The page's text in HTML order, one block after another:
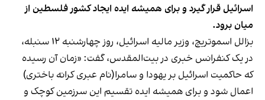
اسرائیل قرار گیرد و برای همیشه ایده ایجاد کشور فلسطین از
میان برود.
بزالل اسموتریچ، وزیر مالیه اسرائیل، روز چهارشنبه ۱۲ سنبله،
در یک کنفرانس خبری در بیت‌المقدس، گفت: «زمان آن رسیده
که حاکمیت اسرائیل بر یهودا و سامرا(نام عبری کرانه باختری)
اعمال شود و برای همیشه ایده تقسیم این سرزمین کوچک و